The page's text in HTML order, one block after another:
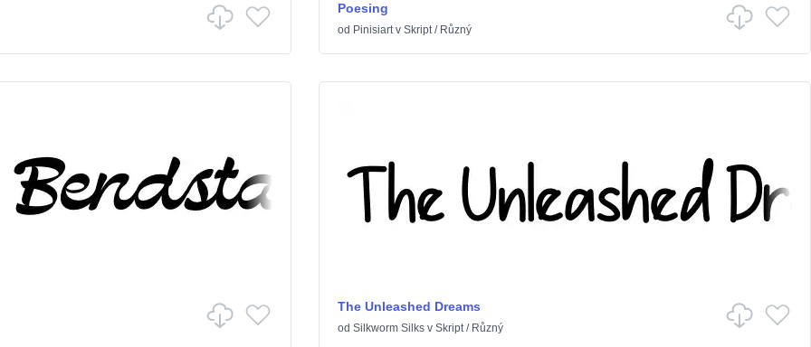
Poesing
od Pinisiartv Skript/ Různý
The Unleashed Dreams
od Silkworm Silksv Skript/ Různý